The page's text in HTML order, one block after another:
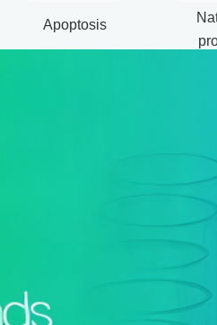
Apoptosis